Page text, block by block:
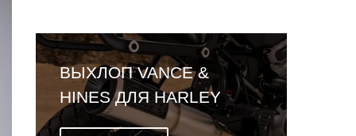
ВЫХЛОП VANCE &
HINES ДЛЯ HARLEY
DAVIDSON PAN AMERICA